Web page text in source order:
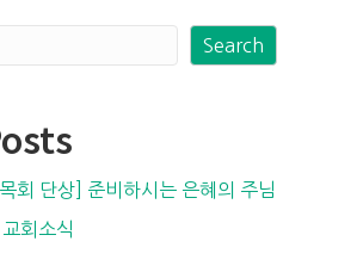
Search
회 단상] 준비하시는 은혜의 주님
회소식